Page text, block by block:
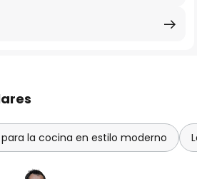
la cocina en estilo moderno